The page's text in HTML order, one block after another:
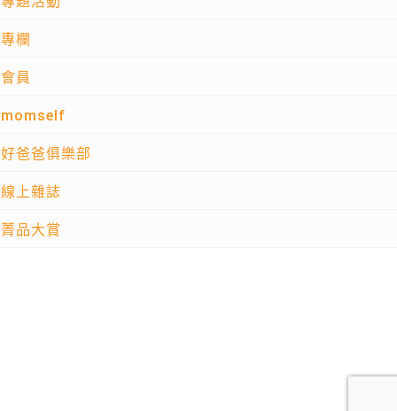
專欄
會員
momself
好爸爸俱樂部
線上雜誌
菁品大賞